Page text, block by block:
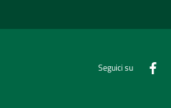
Seguici su